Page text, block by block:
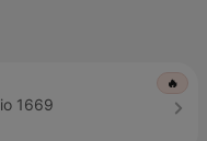
🔥
1669